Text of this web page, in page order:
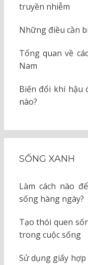
truyền nhiễm
Những điều cần
Tổng quan về
Nam
Biến đổi khí hậu
nào?
SỐNG XANH
Làm cách nào
sống hàng ngày?
Tạo thói quen
trong cuộc sống
Sử dụng giấy